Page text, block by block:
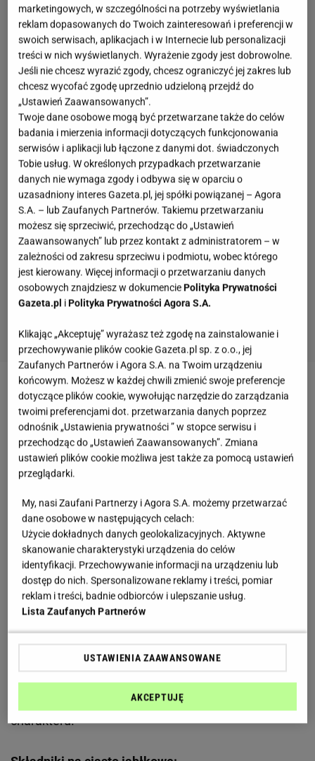
Zobacz wideoZrobiłam pączki na opak. Tak robiła je
moja babcia
"Ciemne ciasto retro" z jabłkami może wyglądać
efektownie. Kruche warstwy i krem tworzą idealne
połączenie
Ciasto retrowyróżnia się połączeniem kilku różnych
struktur. Kruche blaty kontrastują z miękkim ciastem
jabłkowym i lekką masą budyniową z dodatkiem
jogurtów owocowych. Całość dobrze się kroi i
prezentuje bardzo elegancko.
że deser przypomina wypieki z dawnych cukierni.
Dodatek orzechów oraz suszonych śliwek podkreśla
smak i nadaje całości bardziej domowego
charakteru.
marketingowych, w szczególności na potrzeby wyświetlania
reklam dopasowanych do Twoich zainteresowań i preferencji w
swoich serwisach, aplikacjach i w Internecie lub personalizacji
treści w nich wyświetlanych. Wyrażenie zgody jest dobrowolne.
Jeśli nie chcesz wyrazić zgody, chcesz ograniczyć jej zakres lub
chcesz wycofać zgodę uprzednio udzieloną przejdź do
„Ustawień Zaawansowanych”.
Twoje dane osobowe mogą być przetwarzane także do celów
badania i mierzenia informacji dotyczących funkcjonowania
serwisów i aplikacji lub łączone z danymi dot. świadczonych
Tobie usług. W określonych przypadkach przetwarzanie
danych nie wymaga zgody i odbywa się w oparciu o
uzasadniony interes Gazeta.pl, jej spółki powiązanej – Agora
S.A. – lub Zaufanych Partnerów. Takiemu przetwarzaniu
możesz się sprzeciwić, przechodząc do „Ustawień
Zaawansowanych” lub przez kontakt z administratorem – w
zależności od zakresu sprzeciwu i podmiotu, wobec którego
jest kierowany. Więcej informacji o przetwarzaniu danych
osobowych znajdziesz w dokumencie Polityka Prywatności
Gazeta.pl i Polityka Prywatności Agora S.A.
Klikając „Akceptuję” wyrażasz też zgodę na zainstalowanie i
przechowywanie plików cookie Gazeta.pl sp. z o.o., jej
Zaufanych Partnerów i Agora S.A. na Twoim urządzeniu
końcowym. Możesz w każdej chwili zmienić swoje preferencje
dotyczące plików cookie, wywołując narzędzie do zarządzania
twoimi preferencjami dot. przetwarzania danych poprzez
odnośnik „Ustawienia prywatności ” w stopce serwisu i
przechodząc do „Ustawień Zaawansowanych”. Zmiana
ustawień plików cookie możliwa jest także za pomocą ustawień
przeglądarki.
My, nasi Zaufani Partnerzy i Agora S.A. możemy przetwarzać
dane osobowe w następujących celach:
Użycie dokładnych danych geolokalizacyjnych. Aktywne
skanowanie charakterystyki urządzenia do celów
identyfikacji. Przechowywanie informacji na urządzeniu lub
dostęp do nich. Spersonalizowane reklamy i treści, pomiar
reklam i treści, badnie odbiorców i ulepszanie usług.
Lista Zaufanych Partnerów
USTAWIENIA ZAAWANSOWANE
AKCEPTUJĘ